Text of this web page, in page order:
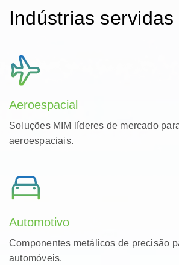
Indústrias servidas
Aeroespacial
Soluções MIM líderes de mercado
aeroespaciais.
Automotivo
Componentes metálicos de precisão
automóveis.